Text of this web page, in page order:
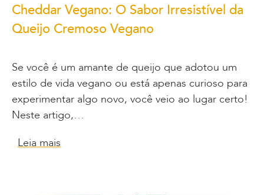
Cheddar Vegano: O Sabor Irresistível da
Queijo Cremoso Vegano
Se você é um amante de queijo que adotou um
estilo de vida vegano ou está apenas curioso para
experimentar algo novo, você veio ao lugar certo!
Neste artigo,…
Leia mais